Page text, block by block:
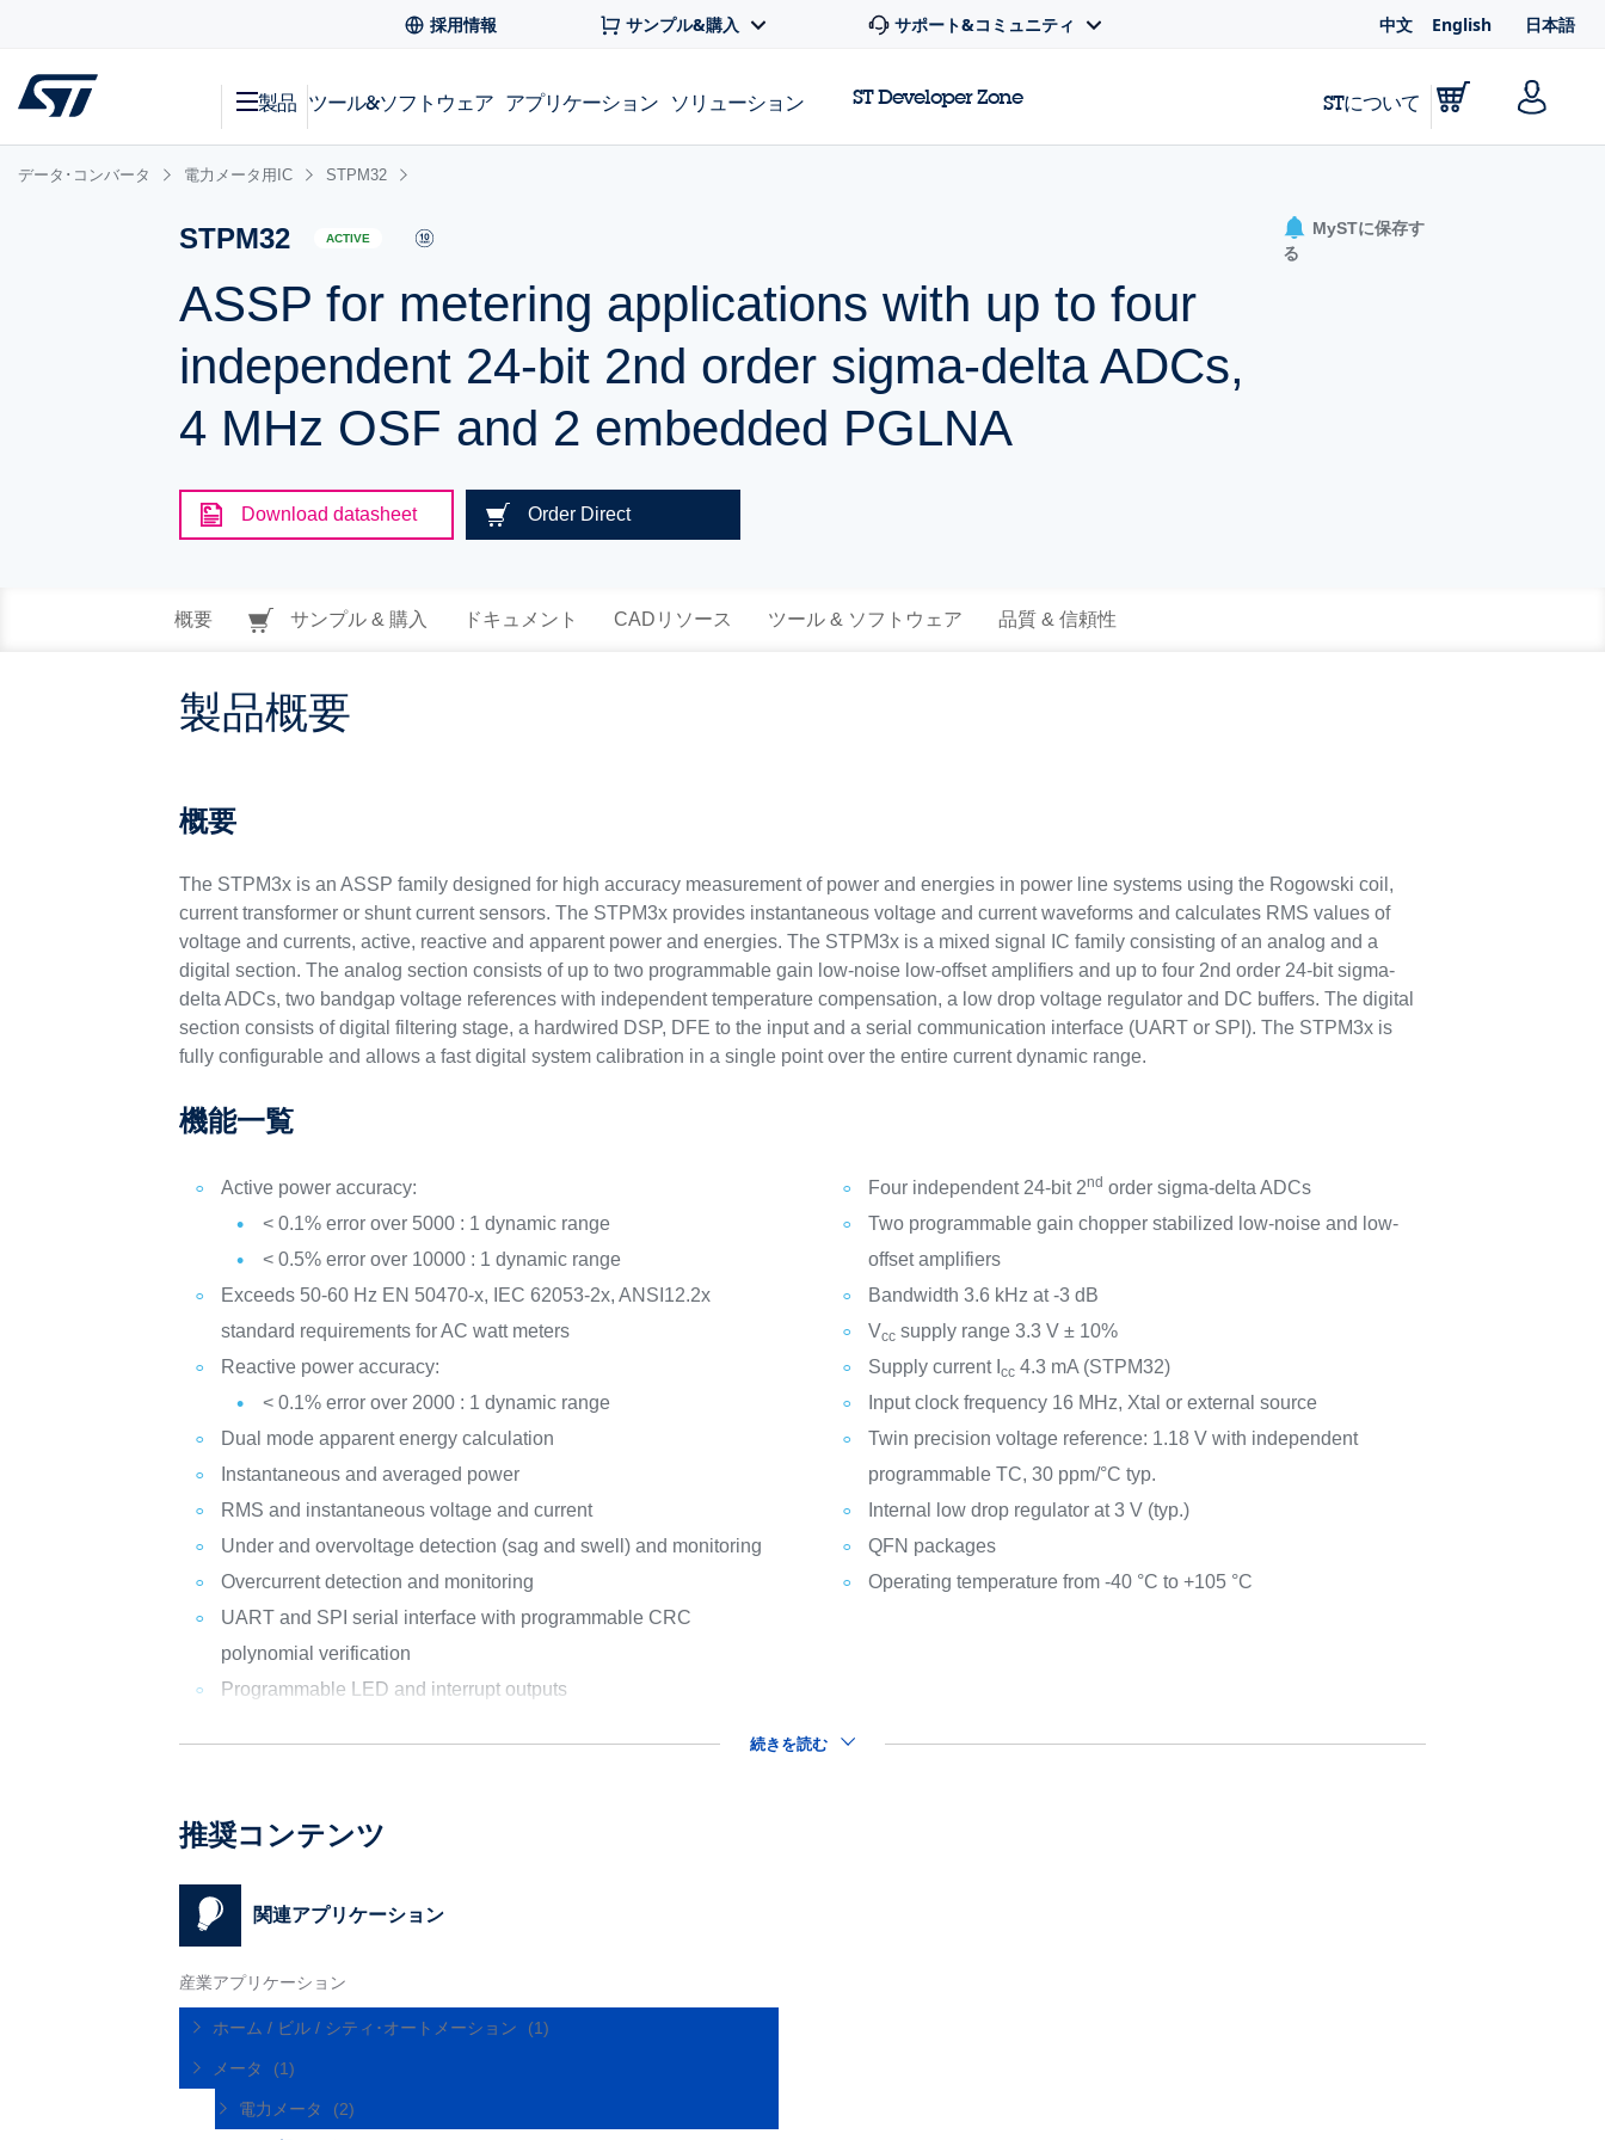
採用情報 サンプル&購入 サポート&コミュニティ 中文 English 日本語
製品 ツール&ソフトウェア アプリケーション ソリューション ST Developer Zone STについて
データ･コンバータ 電力メータ用IC STPM32
STPM32 ACTIVE
ASSP for metering applications with up to four
independent 24-bit 2nd order sigma-delta ADCs,
4 MHz OSF and 2 embedded PGLNA
MySTに保存す
る
Download datasheet Order Direct
概要 サンプル & 購入 ドキュメント CADリソース ツール & ソフトウェア 品質 & 信頼性
製品概要
概要
The STPM3x is an ASSP family designed for high accuracy measurement of power and energies in power line systems using the Rogowski coil,
current transformer or shunt current sensors. The STPM3x provides instantaneous voltage and current waveforms and calculates RMS values of
voltage and currents, active, reactive and apparent power and energies. The STPM3x is a mixed signal IC family consisting of an analog and a
digital section. The analog section consists of up to two programmable gain low-noise low-offset amplifiers and up to four 2nd order 24-bit sigma-
delta ADCs, two bandgap voltage references with independent temperature compensation, a low drop voltage regulator and DC buffers. The digital
section consists of digital filtering stage, a hardwired DSP, DFE to the input and a serial communication interface (UART or SPI). The STPM3x is
fully configurable and allows a fast digital system calibration in a single point over the entire current dynamic range.
機能一覧
Active power accuracy:
< 0.1% error over 5000 : 1 dynamic range
< 0.5% error over 10000 : 1 dynamic range
Exceeds 50-60 Hz EN 50470-x, IEC 62053-2x, ANSI12.2x
standard requirements for AC watt meters
Reactive power accuracy:
< 0.1% error over 2000 : 1 dynamic range
Dual mode apparent energy calculation
Instantaneous and averaged power
RMS and instantaneous voltage and current
Under and overvoltage detection (sag and swell) and monitoring
Overcurrent detection and monitoring
UART and SPI serial interface with programmable CRC
polynomial verification
Programmable LED and interrupt outputs
Four independent 24-bit 2nd order sigma-delta ADCs
Two programmable gain chopper stabilized low-noise and low-
offset amplifiers
Bandwidth 3.6 kHz at -3 dB
Vccsupply range 3.3 V ± 10%
Supply current I cc4.3 mA (STPM32)
Input clock frequency 16 MHz, Xtal or external source
Twin precision voltage reference: 1.18 V with independent
programmable TC, 30 ppm/°C typ.
Internal low drop regulator at 3 V (typ.)
QFN packages
Operating temperature from -40 °C to +105 °C
続きを読む
推奨コンテンツ
関連アプリケーション
産業アプリケーション
ホーム / ビル / シティ･オートメーション (1)
メータ (1)
電力メータ
(2)